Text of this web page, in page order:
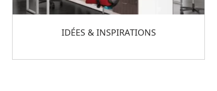
IDÉES & INSPIRATIONS